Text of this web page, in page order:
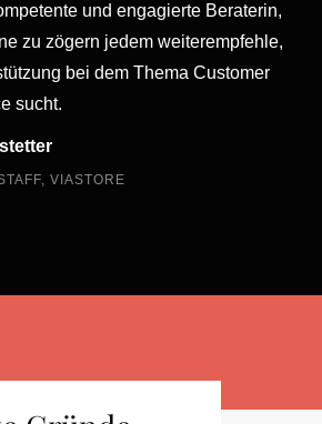
und engagierte Beraterin,
zu zögern jedem weiterempfehle,
bei dem Thema Customer
sucht.
VIASTORE